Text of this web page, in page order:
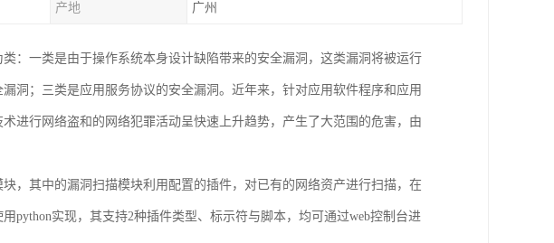
产地 广州
：一类是由于操作系统本身设计缺陷带来的安全漏洞，这类漏洞将被运行
洞；三类是应用服务协议的安全漏洞。近年来，针对应用软件程序和应用
进行网络盗和的网络犯罪活动呈快速上升趋势，产生了大范围的危害，由
，其中的漏洞扫描模块利用配置的插件，对已有的网络资产进行扫描，在
python实现，其支持2种插件类型、标示符与脚本，均可通过web控制台进